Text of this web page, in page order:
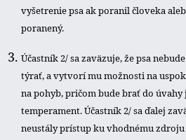
vyšetrenie psa ak poranil človeka
poranený.
Účastník 2/ sa zaväzuje, že psa
týrať, a vytvorí mu možnosti na
na pohyb, pričom bude brať do
temperament. Účastník 2/ sa ďalej
neustály prístup ku vhodnému